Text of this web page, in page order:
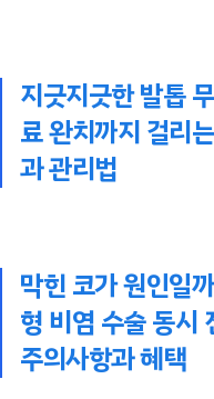
지긋지긋한 발톱
료 완치까지 걸리
과 관리법
막힌 코가 원인일
형 비염 수술 동시
주의사항과 혜택